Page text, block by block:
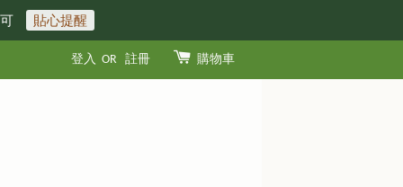
貼心提醒
登入 OR 註冊 購物車